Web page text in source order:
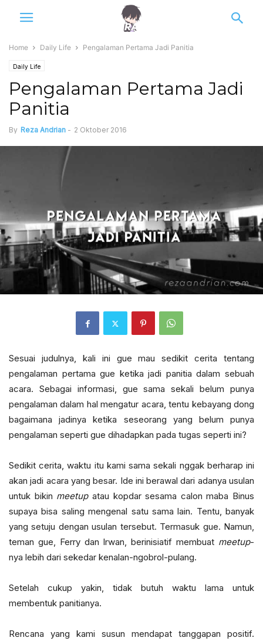
Home Daily Life Pengalaman Pertama Jadi Panitia
Daily Life
Pengalaman Pertama Jadi
Panitia
By Reza Andrian - 2 Oktober 2016
Sesuai judulnya, kali ini gue mau sedikit cerita tentang
pengalaman pertama gue ketika jadi panitia dalam sebuah
acara. Sebagai informasi, gue sama sekali belum punya
pengalaman dalam hal mengatur acara, tentu kebayang dong
bagaimana jadinya ketika seseorang yang belum punya
pengalaman seperti gue dihadapkan pada tugas seperti ini?
Sedikit cerita, waktu itu kami sama sekali nggak berharap ini
akan jadi acara yang besar. Ide ini berawal dari adanya usulan
untuk bikin meetupatau kopdar sesama calon maba Binus
supaya bisa saling mengenal satu sama lain. Tentu, banyak
yang setuju dengan usulan tersebut. Termasuk gue. Namun,
teman gue, Ferry dan Irwan, berinisiatif membuat meetup-
nya lebih dari sekedar kenalan-ngobrol-pulang.
Setelah cukup yakin, tidak butuh waktu lama untuk
membentuk panitianya.
Rencana yang kami susun mendapat tanggapan positif.